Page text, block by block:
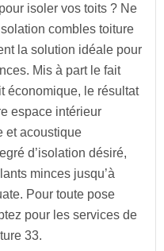
isoler vos toits ? Ne
combles toiture
la solution idéale pour
Mis à part le fait
économique, le résultat
espace intérieur
et acoustique
d’isolation désiré,
minces jusqu’à
Pour toute pose
pour les services de
33.